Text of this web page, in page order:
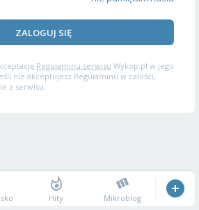
ZALOGUJ SIĘ
Regulaminu serwisu Wykop.pl w jego
nie akceptujesz Regulaminu w całości,
z serwisu.
Hity Mikroblog